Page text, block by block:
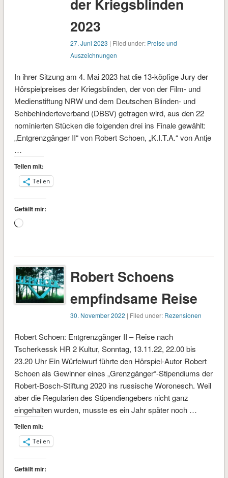
der Kriegsblinden
2023
27. Juni 2023 | Filed under: Preise und
Auszeichnungen
In ihrer Sitzung am 4. Mai 2023 hat die 13-köpfige Jury der
Hörspielpreises der Kriegsblinden, der von der Film- und
Medienstiftung NRW und dem Deutschen Blinden- und
Sehbehinderteverband (DBSV) getragen wird, aus den 22
nominierten Stücken die folgenden drei ins Finale gewählt:
„Entgrenzgänger II“ von Robert Schoen, „K.I.T.A.“ von Antje
…
Teilen mit:
Teilen
Gefällt mir:
Wird
Robert Schoens
empfindsame Reise
30. November 2022 | Filed under: Rezensionen
Robert Schoen: Entgrenzgänger II – Reise nach
Tscherkessk HR 2 Kultur, Sonntag, 13.11.22, 22.00 bis
23.20 Uhr Ein Würfelwurf führte den Hörspiel-Autor Robert
Schoen als Gewinner eines „Grenzgänger“-Stipendiums der
Robert-Bosch-Stiftung 2020 ins russische Woronesch. Weil
aber die Regularien des Stipendiengebers nicht ganz
eingehalten wurden, musste es ein Jahr später noch …
Teilen mit:
Teilen
Gefällt mir: